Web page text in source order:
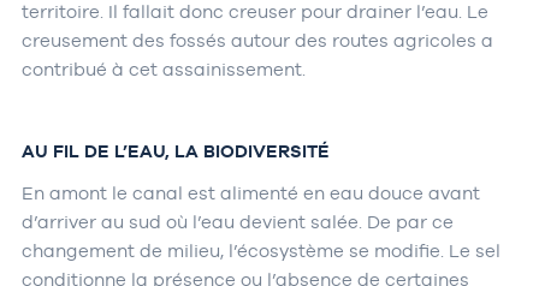
territoire. Il fallait donc creuser pour drainer l’eau. Le
creusement des fossés autour des routes agricoles a
contribué à cet assainissement.
AU FIL DE L’EAU, LA BIODIVERSITÉ
En amont le canal est alimenté en eau douce avant
d’arriver au sud où l’eau devient salée. De par ce
changement de milieu, l’écosystème se modifie. Le sel
conditionne la présence ou l’absence de certaines